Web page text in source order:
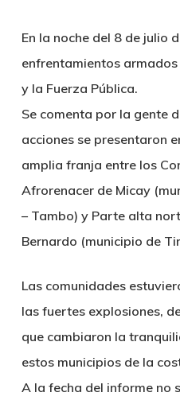
En la noche del 8 de julio
enfrentamientos
y la Fuerza Pública.
Se comenta por la gente
acciones se presentaron
amplia franja entre los
Afrorenacer de Micay
– Tambo) y Parte alta
Bernardo (municipio de
Las comunidades
las fuertes explosiones,
que cambiaron la
estos municipios de la
A la fecha del informe no